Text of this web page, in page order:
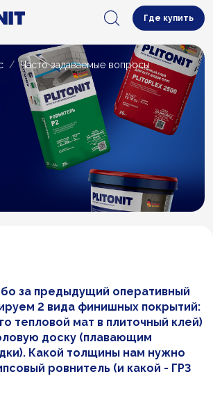
Где купить
Часто задаваемые вопросы
за предыдущий оперативный
2 вида финишных покрытий:
тепловой мат в плиточный клей)
доску (плавающим
Какой толщины нам нужно
ровнитель (и какой - ГР3